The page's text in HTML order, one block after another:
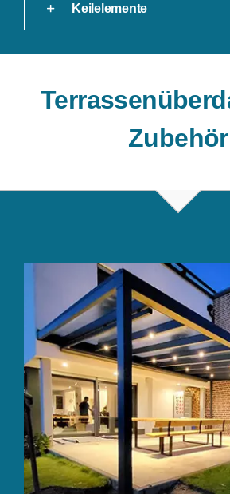
Keilelemente
Zubehör